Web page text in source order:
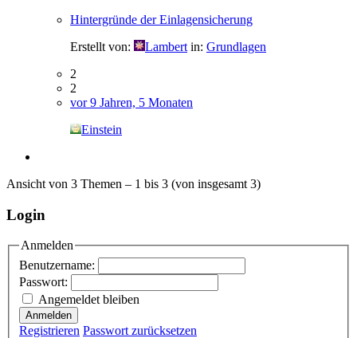
Hintergründe der Einlagensicherung
Erstellt von:
Lambert in: Grundlagen
2
2
vor 9 Jahren, 5 Monaten
Einstein
Ansicht von 3 Themen – 1 bis 3 (von insgesamt 3)
Login
Anmelden
Benutzername:
Passwort:
Angemeldet bleiben
Anmelden
Registrieren Passwort zurücksetzen